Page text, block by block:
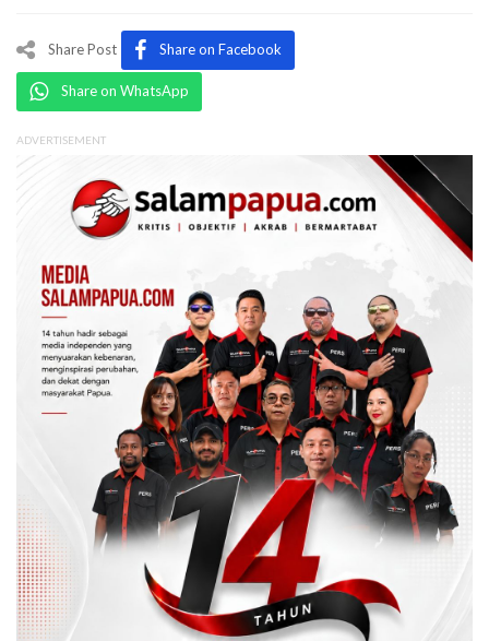
Share Post Share on Facebook
Share on WhatsApp
ADVERTISEMENT